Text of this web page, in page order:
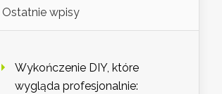
Ostatnie wpisy
Wykończenie DIY, które
wygląda profesjonalnie: